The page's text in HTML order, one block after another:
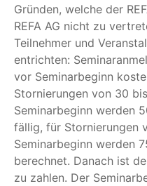
Gründen, welche der
REFA AG nicht zu
Teilnehmer und
entrichten:
vor Seminarbeginn
Stornierungen von 30
Seminarbeginn werden
fällig, für Stornierungen
Seminarbeginn werden
berechnet. Danach ist
zu zahlen. Der